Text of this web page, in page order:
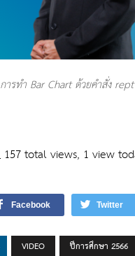
การทำ Bar Chart ด้วยคำสั่ง
157 total views, 1 view
Facebook Twitter
VIDEO ปีการศึกษา 2566